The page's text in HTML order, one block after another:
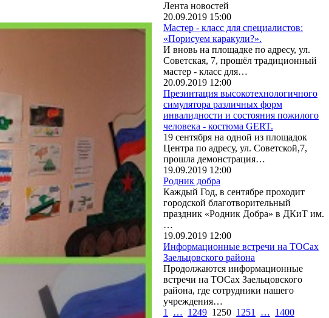
Лента новостей
20.09.2019 15:00
Мастер - класс для специалистов:
«Порисуем каракули?».
И вновь на площадке по адресу, ул.
Советская, 7, прошёл традиционный
мастер - класс для…
20.09.2019 12:00
Презинтация высокотехнологичного
симулятора различных форм
инвалидности и состояния пожилого
человека - костюма GERT.
19 сентября на одной из площадок
Центра по адресу, ул. Советской,7,
прошла демонстрация…
19.09.2019 12:00
Родник добра
Каждый Год, в сентябре проходит
городской благотворительный
праздник «Родник Добра» в ДКиТ им.
…
19.09.2019 12:00
Информационные встречи на ТОСах
Заельцовского района
Продолжаются информационные
встречи на ТОСах Заельцовского
района, где сотрудники нашего
учреждения…
1
… 1249 1250 1251 … 1400